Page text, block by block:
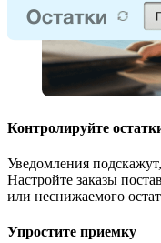
Контролируйте
Уведомления
Настройте заказы
или неснижаемого
Упростите приемку